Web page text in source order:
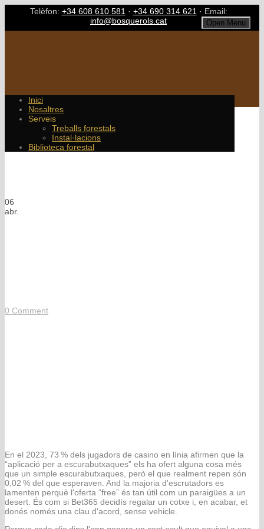
Telèfon: +34 608 610 581 · +34 690 314 621 · Email:
info@bosquerols.cat
Open Menu
Inici
Nosaltres
Serveis
Treballs forestals
Instal·lacions
Biblioteca forestal
06
abr.
0 Comment
En el 2023, 73 % dels jugadors de casino en línia afirmen que la
“aplicació per a escurabutxaques” els ha ofert alguna cosa més
que un simple escurabutxaques, però el que realment repen són
0,02 % del que esperaven. And la majoria d'escrutadors es
lamenten perquè l'oferta “free” és tan útil com un paraigües a un
desert. És com si Bet365 decidís regalar un cotxe i, en acabar, et
donés només una clau d'acord, sense vehicle.